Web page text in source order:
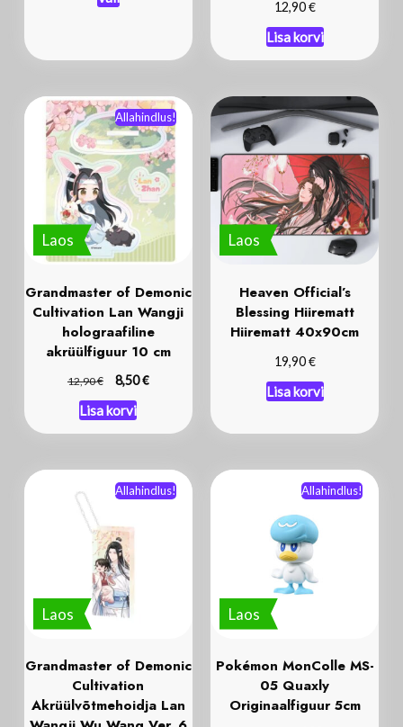
Laos
Grandmaster of Demonic
Cultivation Lan Wangji
holograafiline
akrüülfiguur 10 cm
12,90€ 8,50€
Laos
Heaven Official’s
Blessing Hiirematt
Hiirematt 40x90cm
19,90€
Grandmaster of Demonic
Akrüülvõtmehoidja Lan
Wangji Wu Wang Ver. 6
cm
Pokémon MonColle MS-
Originaalfiguur 5cm
6,90 € 4,90€